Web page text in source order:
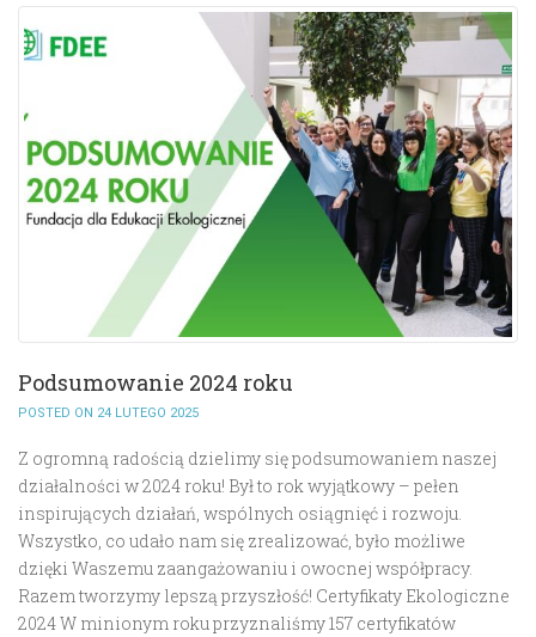
Podsumowanie 2024 roku
POSTED ON 24 LUTEGO 2025
Z ogromną radością dzielimy się podsumowaniem naszej
działalności w 2024 roku! Był to rok wyjątkowy – pełen
inspirujących działań, wspólnych osiągnięć i rozwoju.
Wszystko, co udało nam się zrealizować, było możliwe
dzięki Waszemu zaangażowaniu i owocnej współpracy.
Razem tworzymy lepszą przyszłość! Certyfikaty Ekologiczne
2024 W minionym roku przyznaliśmy 157 certyfikatów